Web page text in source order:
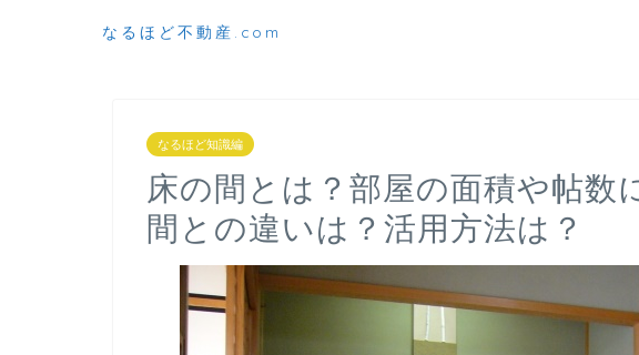
なるほど不動産.com
なるほど知識編
床の間とは？部屋の面積や帖数
間との違いは？活用方法は？